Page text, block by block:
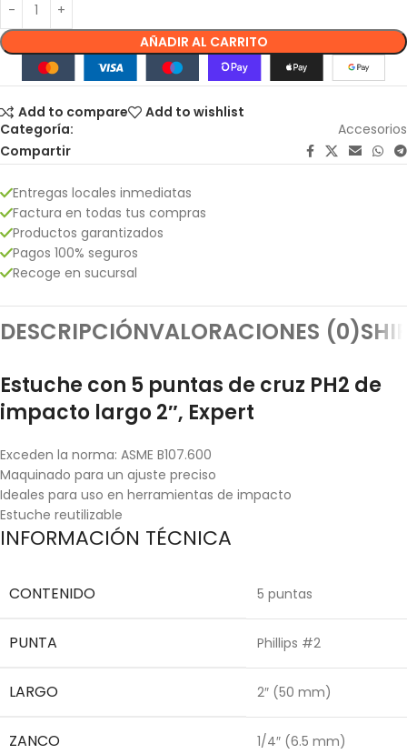
AÑADIR AL CARRITO
Add to compare
Add to wishlist
Categoría:
Accesorios
Compartir
Entregas locales inmediatas
Factura en todas tus compras
Productos garantizados
Pagos 100% seguros
Recoge en sucursal
DESCRIPCIÓNVALORACIONES (0)
Estuche con 5 puntas de cruz PH2 de
impacto largo 2″, Expert
Exceden la norma: ASME B107.600
Maquinado para un ajuste preciso
Ideales para uso en herramientas de impacto
Estuche reutilizable
INFORMACIÓN TÉCNICA
CONTENIDO 5 puntas
PUNTA Phillips #2
LARGO 2″ (50 mm)
ZANCO 1/4″ (6.5 mm)